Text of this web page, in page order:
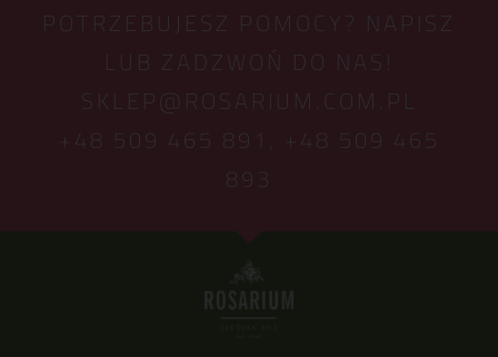
POTRZEBUJESZ POMOCY? NAPISZ
LUB ZADZWOŃ DO NAS!
SKLEP@ROSARIUM.COM.PL
+48 509 465 891,
+48 509 465
893